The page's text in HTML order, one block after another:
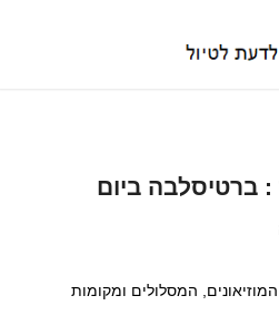
: ברטיסלבה ביום
המסלולים ומקומות